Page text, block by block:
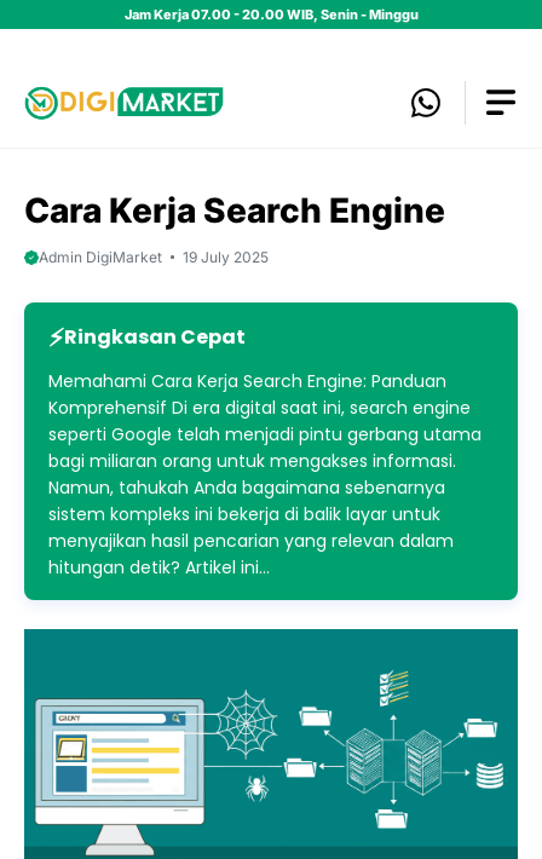
Jam Kerja 07.00 - 20.00 WIB, Senin - Minggu
Cara Kerja Search Engine
Admin DigiMarket 19 July 2025
Ringkasan Cepat
Memahami Cara Kerja Search Engine: Panduan
Komprehensif Di era digital saat ini, search engine
seperti Google telah menjadi pintu gerbang utama
bagi miliaran orang untuk mengakses informasi.
Namun, tahukah Anda bagaimana sebenarnya
sistem kompleks ini bekerja di balik layar untuk
menyajikan hasil pencarian yang relevan dalam
hitungan detik? Artikel ini…